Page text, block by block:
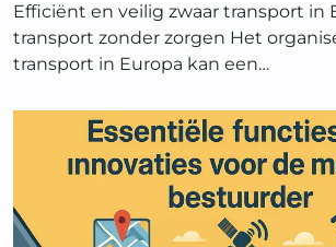
Efficiënt en veilig zwaar transport in
transport zonder zorgen Het
transport in Europa kan een…